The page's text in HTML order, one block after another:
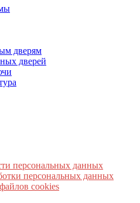
дверям
дверей
персональных данных
персональных данных
cookies